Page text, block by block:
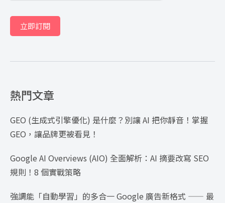
立即訂閱
熱門文章
GEO (生成式引擎優化) 是什麼？別讓 AI 把你靜音！掌握
GEO，讓品牌更被看見！
Google AI Overviews (AIO) 全面解析：AI 摘要改寫 SEO
規則！8 個實戰策略
強調能「自動學習」的多合一 Google 廣告新格式 —— 最